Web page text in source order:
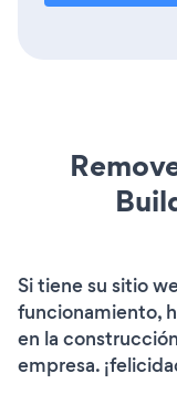
Si tiene su sitio
funcionamiento,
en la
empresa.